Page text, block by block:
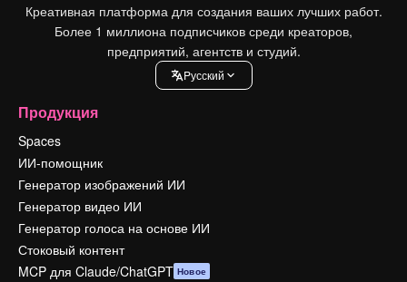
Креативная платформа для создания ваших лучших работ.
Более 1 миллиона подписчиков среди креаторов,
предприятий, агентств и студий.
Pусский
Продукция
Spaces
ИИ-помощник
Генератор изображений ИИ
Генератор видео ИИ
Генератор голоса на основе ИИ
Стоковый контент
MCP для Claude/ChatGPT Новое